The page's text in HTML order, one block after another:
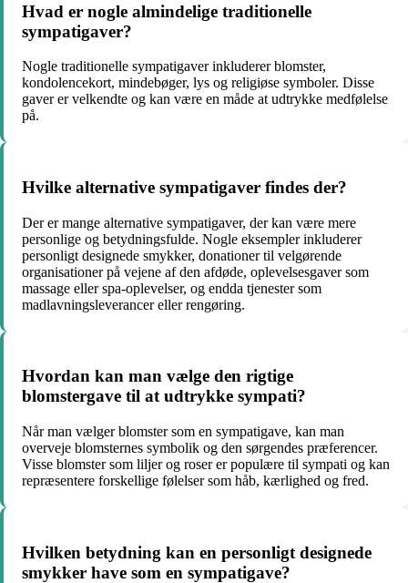
Hvad er nogle almindelige traditionelle
sympatigaver?
Nogle traditionelle sympatigaver inkluderer blomster,
kondolencekort, mindebøger, lys og religiøse symboler. Disse
gaver er velkendte og kan være en måde at udtrykke medfølelse
på.
Hvilke alternative sympatigaver findes der?
Der er mange alternative sympatigaver, der kan være mere
personlige og betydningsfulde. Nogle eksempler inkluderer
personligt designede smykker, donationer til velgørende
organisationer på vejene af den afdøde, oplevelsesgaver som
massage eller spa-oplevelser, og endda tjenester som
madlavningsleverancer eller rengøring.
Hvordan kan man vælge den rigtige
blomstergave til at udtrykke sympati?
Når man vælger blomster som en sympatigave, kan man
overveje blomsternes symbolik og den sørgendes præferencer.
Visse blomster som liljer og roser er populære til sympati og kan
repræsentere forskellige følelser som håb, kærlighed og fred.
Hvilken betydning kan en personligt designede
smykker have som en sympatigave?